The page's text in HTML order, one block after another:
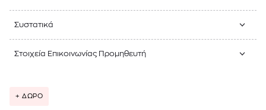
Συστατικά
Στοιχεία Επικοινωνίας Προμηθευτή
+ ΔΩΡΟ